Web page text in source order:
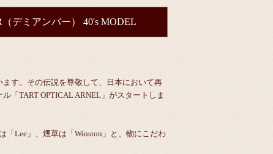
デミアンバー） 40's MODEL
す。その伝説を尊敬して、日本において再
「TART OPTICAL ARNEL」がスタートしま
「Lee」、煙草は「Winston」と、物にこだわ